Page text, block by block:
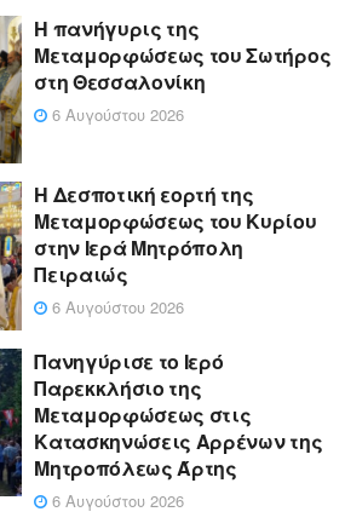
Η πανήγυρις της
Μεταμορφώσεως του Σωτήρος
στη Θεσσαλονίκη
6 Αυγούστου 2026
Η Δεσποτική εορτή της
Μεταμορφώσεως του Κυρίου
στην Ιερά Μητρόπολη
Πειραιώς
6 Αυγούστου 2026
Πανηγύρισε το Ιερό
Παρεκκλήσιο της
Μεταμορφώσεως στις
Κατασκηνώσεις Αρρένων της
Μητροπόλεως Άρτης
6 Αυγούστου 2026